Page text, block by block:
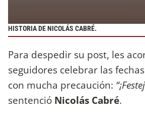
HISTORIA DE NICOLÁS CABRÉ.
Para despedir su post, les
seguidores celebrar las
con mucha precaución:
sentenció Nicolás Cabré.